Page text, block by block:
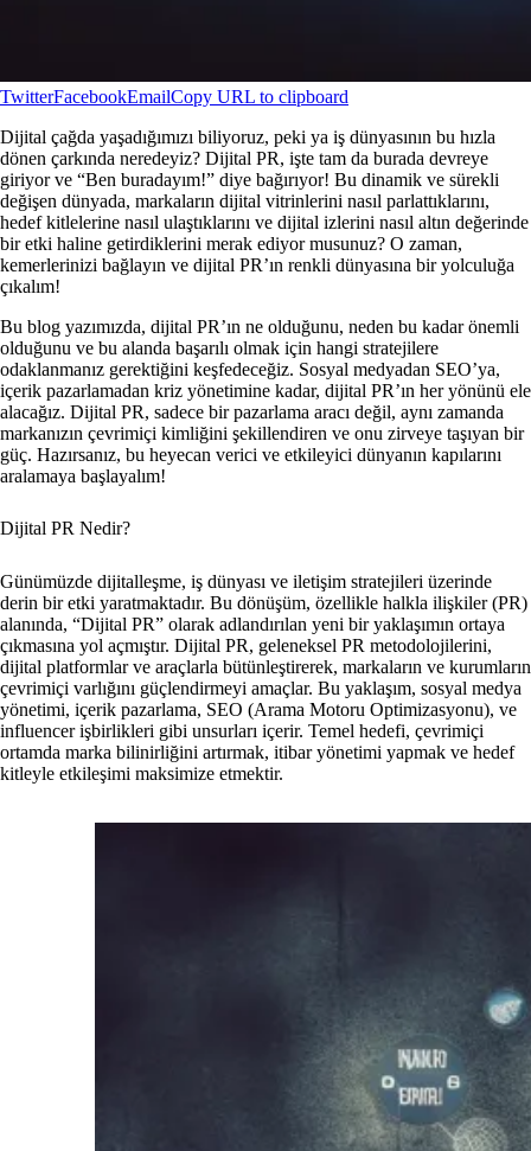
TwitterFacebookEmailCopy URL to clipboard
Dijital çağda yaşadığımızı biliyoruz, peki ya iş dünyasının bu hızla
dönen çarkında neredeyiz? Dijital PR, işte tam da burada devreye
giriyor ve “Ben buradayım!” diye bağırıyor! Bu dinamik ve sürekli
değişen dünyada, markaların dijital vitrinlerini nasıl parlattıklarını,
hedef kitlelerine nasıl ulaştıklarını ve dijital izlerini nasıl altın değerinde
bir etki haline getirdiklerini merak ediyor musunuz? O zaman,
kemerlerinizi bağlayın ve dijital PR’ın renkli dünyasına bir yolculuğa
çıkalım!
Bu blog yazımızda, dijital PR’ın ne olduğunu, neden bu kadar önemli
olduğunu ve bu alanda başarılı olmak için hangi stratejilere
odaklanmanız gerektiğini keşfedeceğiz. Sosyal medyadan SEO’ya,
içerik pazarlamadan kriz yönetimine kadar, dijital PR’ın her yönünü ele
alacağız. Dijital PR, sadece bir pazarlama aracı değil, aynı zamanda
markanızın çevrimiçi kimliğini şekillendiren ve onu zirveye taşıyan bir
güç. Hazırsanız, bu heyecan verici ve etkileyici dünyanın kapılarını
aralamaya başlayalım!
Dijital PR Nedir?
Günümüzde dijitalleşme, iş dünyası ve iletişim stratejileri üzerinde
derin bir etki yaratmaktadır. Bu dönüşüm, özellikle halkla ilişkiler (PR)
alanında, “Dijital PR” olarak adlandırılan yeni bir yaklaşımın ortaya
çıkmasına yol açmıştır. Dijital PR, geleneksel PR metodolojilerini,
dijital platformlar ve araçlarla bütünleştirerek, markaların ve kurumların
çevrimiçi varlığını güçlendirmeyi amaçlar. Bu yaklaşım, sosyal medya
yönetimi, içerik pazarlama, SEO (Arama Motoru Optimizasyonu), ve
influencer işbirlikleri gibi unsurları içerir. Temel hedefi, çevrimiçi
ortamda marka bilinirliğini artırmak, itibar yönetimi yapmak ve hedef
kitleyle etkileşimi maksimize etmektir.